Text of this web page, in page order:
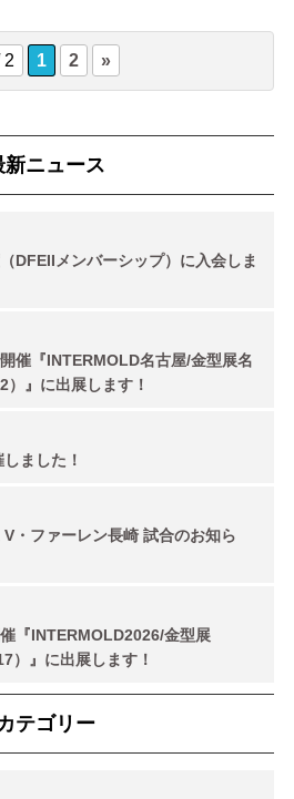
2 1 2 »
新ニュース
DFEIIメンバーシップ）に入会しま
催『INTERMOLD名古屋/金型展名
』に出展します！
ました！
・ファーレン長崎 試合のお知ら
『INTERMOLD2026/金型展
）』に出展します！
テゴリー